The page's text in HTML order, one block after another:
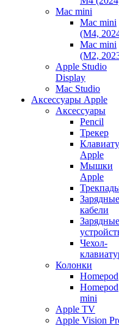
Mac mini
Mac mini
(M4,
Mac mini
(M2,
Apple Studio
Display
Mac Studio
Аксессуары Apple
Аксессуары
Pencil
Трекер
Apple
Мышки
Apple
Зарядные
кабели
Зарядные
Чехол-
Колонки
Homepod
Homepod
mini
Apple TV
Apple Vision